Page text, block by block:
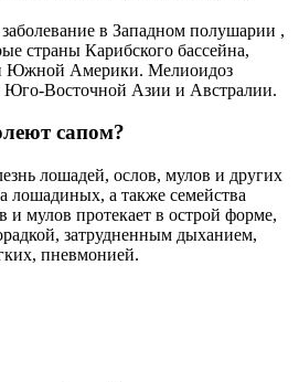
в Западном полушарии ,
страны Карибского бассейна,
Южной Америки. Мелиоидоз
Юго-Восточной Азии и Австралии.
сапом?
лошадей, ослов, мулов и других
лошадиных, а также семейства
мулов протекает в острой форме,
затрудненным дыханием,
пневмонией.